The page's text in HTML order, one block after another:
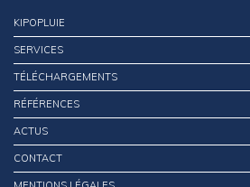
KIPOPLUIE
SERVICES
TÉLÉCHARGEMENTS
RÉFÉRENCES
ACTUS
CONTACT